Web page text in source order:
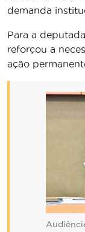
demanda
Para a
reforçou a
ação